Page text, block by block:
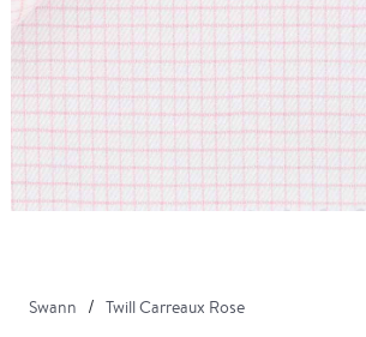
Swann Twill Carreaux Rose